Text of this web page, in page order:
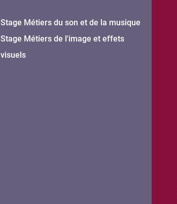
Stage Métiers du son et de la musique
Stage Métiers de l'image et effets
visuels